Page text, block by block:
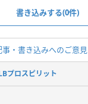
書き込みする(0件)
事・書き込みへのご意
プロスピリット